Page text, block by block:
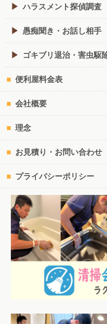
ハラスメント探偵調査
愚痴聞き・お話し相手
ゴキブリ退治・害虫駆
便利屋料金表
会社概要
理念
お見積り・お問い合わせ
プライバシーポリシー